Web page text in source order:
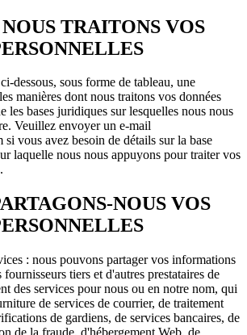
TRAITONS VOS
dessous, sous forme de tableau, une
manières dont nous traitons vos données
les bases juridiques sur lesquelles nous nous
Veuillez envoyer un e-mail
vous avez besoin de détails sur la base
laquelle nous nous appuyons pour traiter vos
NOUS VOS
: nous pouvons partager vos informations
fournisseurs tiers et d'autres prestataires de
des services pour nous ou en notre nom, qui
de services de courrier, de traitement
de gardiens, de services bancaires, de